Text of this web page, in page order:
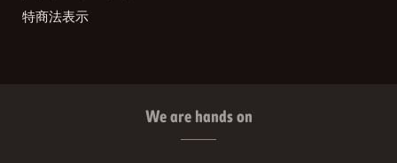
特商法表示
We are hands on